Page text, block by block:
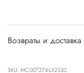
Возвраты и доставка
SKU: MC007374-LX2330